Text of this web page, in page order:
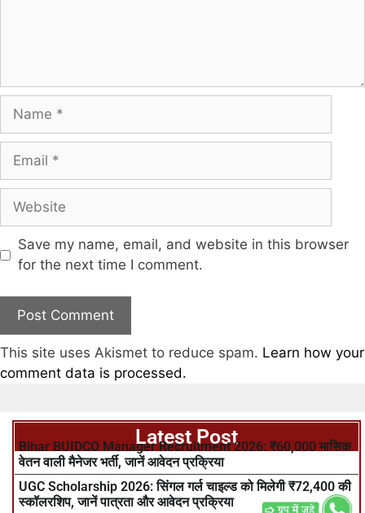
Save my name, email, and website in this browser
for the next time I comment.
This site uses Akismet to reduce spam. Learn how your
comment data is processed.
Latest Post
Bihar BUIDCO Manager Recruitment 2026: ₹60,000 मासिक
वेतन वाली मैनेजर भर्ती, जानें आवेदन प्रक्रिया
UGC Scholarship 2026: सिंगल गर्ल चाइल्ड को मिलेगी ₹72,400 की
स्कॉलरशिप, जानें पात्रता और आवेदन प्रक्रिया